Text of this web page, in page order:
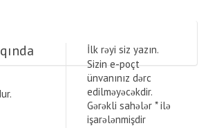
İlk rəyi siz yazın.
Sizin e-poçt
ünvanınız dərc
edilməyəcəkdir.
Gərəkli sahələr *ilə
işarələnmişdir